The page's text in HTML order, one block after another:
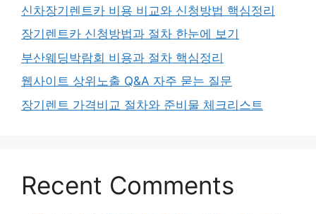
신차장기렌트카 비용 비교와 신청방법 핵심정리
장기렌트카 신청방법과 절차 한눈에 보기
부산웨딩박람회 비용과 절차 핵심정리
웹사이트 상위노출 Q&A 자주 묻는 질문
장기렌트 가격비교 절차와 준비물 체크리스트
Recent Comments